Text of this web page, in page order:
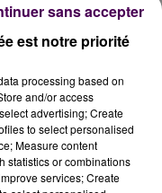
est notre priorité
processing based on
and/or access
advertising; Create
to select personalised
Measure content
statistics or combinations
services; Create
sans accepter